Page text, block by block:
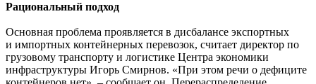
Рациональный подход
Основная проблема проявляется в дисбалансе экспортных
и импортных контейнерных перевозок, считает директор по
грузовому транспорту и логистике Центра экономики
инфраструктуры Игорь Смирнов. «При этом речи о дефиците